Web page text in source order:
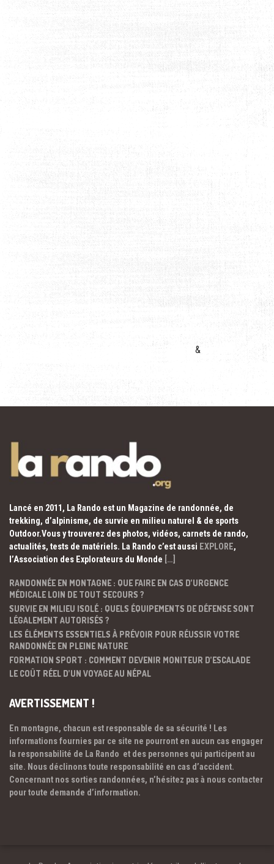
&
Lancé en 2011, La Rando est un Magazine de randonnée, de
trekking, d’alpinisme, de survie en milieu naturel & de sports
Outdoor.Vous y trouverez des photos, vidéos, carnets de rando,
actualités, tests de matériels. La Rando c’est aussi EXPLORE,
l’Association des Explorateurs du Monde […]
RANDONNÉE EN MONTAGNE : QUE FAIRE EN CAS D’URGENCE
MÉDICALE LOIN DE TOUT SECOURS ?
SURVIE EN MILIEU ISOLÉ : QUELS ÉQUIPEMENTS DE DÉFENSE SONT
LÉGALEMENT AUTORISÉS ?
LES ÉLÉMENTS ESSENTIELS À PRÉVOIR POUR RÉUSSIR VOTRE
RANDONNÉE EN PLEINE NATURE
FORMATION SPORT : COMMENT DEVENIR MONITEUR D’ESCALADE
LE COÛT RÉEL D’UN VOYAGE AU NÉPAL
AVERTISSEMENT !
En montagne, chacun est responsable de sa sécurité ! Les
informations fournies par ce site ne pourront en aucun cas engager
la responsabilité de La Rando et des personnes qui participent au
site. Nous déclinons toute responsabilité en cas d’accident.
Concernant nos sorties randonnées, n’hésitez pas à nous contacter
pour toute demande d’information.